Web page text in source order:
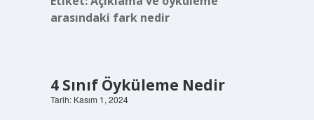
arasındaki fark nedir
4 Sınıf Öyküleme Nedir
Tarih: Kasım 1, 2024